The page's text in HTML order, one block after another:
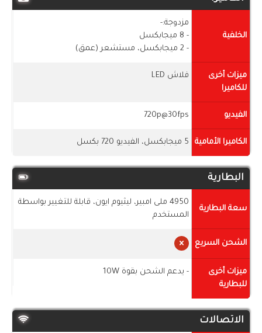
الخلفية
مزدوجة:-
- 8 ميجابكسل
- 2 ميجابكسل، مستشعر (عمق)
ميزات أخرى
للكاميرا
فلاش LED
الفيديو 720p@30fps
الكاميرا الأمامية 5 ميجابكسل، الفيديو 720 بكسل
البطارية
سعة البطارية
4950 ملى امبير، ليثيوم ايون، قابلة للتغيير بواسطة
المستخدم
الشحن السريع
ميزات أخرى
للبطارية
- يدعم الشحن بقوة 10W
الاتصالات